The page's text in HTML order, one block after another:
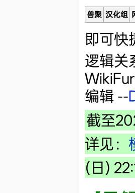
兽聚 汉化组
即可快
逻辑关
编辑 --
截至
详见：
(日)